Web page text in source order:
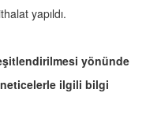
yapıldı.
yönünde
neticelerle ilgili bilgi